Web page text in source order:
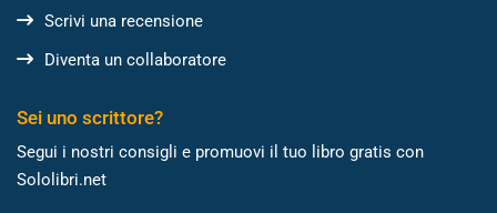
Scrivi una recensione
Diventa un collaboratore
Sei uno scrittore?
Segui i nostri consigli e promuovi il tuo libro gratis con
Sololibri.net